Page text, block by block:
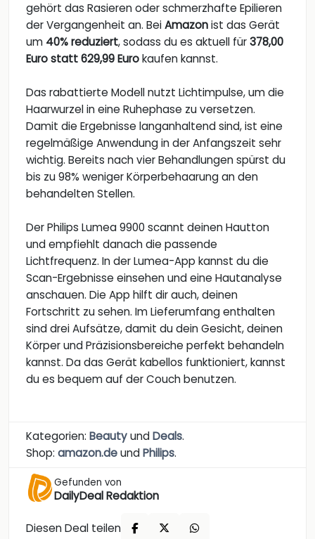
gehört das Rasieren oder schmerzhafte Epilieren
der Vergangenheit an. BeiAmazonist das Gerät
um 40% reduziert, sodass du es aktuell für378,00
Euro statt 629,99 Eurokaufen kannst.
Das rabattierte Modell nutzt Lichtimpulse, um die
Haarwurzel in eine Ruhephase zu versetzen.
Damit die Ergebnisse langanhaltend sind, ist eine
regelmäßige Anwendung in der Anfangszeit sehr
wichtig. Bereits nach vier Behandlungen spürst du
bis zu 98% weniger Körperbehaarung an den
behandelten Stellen.
Der Philips Lumea 9900 scannt deinen Hautton
und empfiehlt danach die passende
Lichtfrequenz. In der Lumea-App kannst du die
Scan-Ergebnisse einsehen und eine Hautanalyse
anschauen. Die App hilft dir auch, deinen
Fortschritt zu sehen. Im Lieferumfang enthalten
sind drei Aufsätze, damit du dein Gesicht, deinen
Körper und Präzisionsbereiche perfekt behandeln
kannst. Da das Gerät kabellos funktioniert, kannst
du es bequem auf der Couch benutzen.
Kategorien: BeautyundDeals.
Shop: amazon.deundPhilips.
Gefunden von
DailyDeal Redaktion
Diesen Deal teilen